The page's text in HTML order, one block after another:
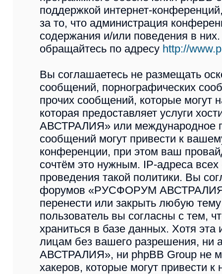
поддержкой интернет-
за то, что администрация
содержания и/или поведения в
обращайтесь по адресу http://
Вы соглашаетесь не размещать
сообщений, порнографических
прочих сообщений, которые могут
которая предоставляет услуги
АВСТРАЛИЯ» или международное
сообщений могут привести к
конференции, при этом ваш
сочтём это нужным. IP-адреса
проведения такой политики. Вы
форумов «РУСФОРУМ АВСТРАЛИЯ»
перенести или закрыть любую
пользователь вы согласны с тем,
храниться в базе данных. Хотя
лицам без вашего разрешения,
АВСТРАЛИЯ», ни phpBB Group не
хакеров, которые могут привести